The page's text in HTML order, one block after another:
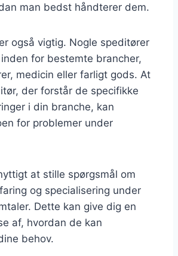
man bedst håndterer dem.
også vigtig. Nogle speditører
for bestemte brancher,
medicin eller farligt gods. At
der forstår de specifikke
i din branche, kan
for problemer under
at stille spørgsmål om
og specialisering under
Dette kan give dig en
af, hvordan de kan
behov.